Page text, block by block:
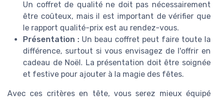
Un coffret de qualité ne doit pas nécessairement
être coûteux, mais il est important de vérifier que
le rapport qualité-prix est au rendez-vous.
Présentation : Un beau coffret peut faire toute la
différence, surtout si vous envisagez de l'offrir en
cadeau de Noël. La présentation doit être soignée
et festive pour ajouter à la magie des fêtes.
Avec ces critères en tête, vous serez mieux équipé